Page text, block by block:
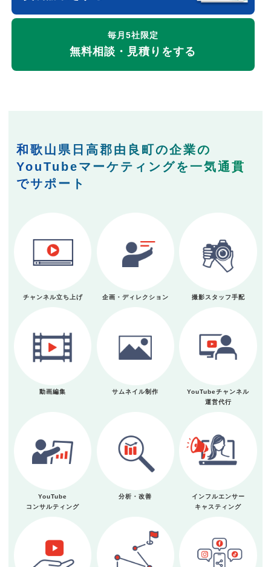
毎月5社限定
無料相談・見積りをする
和歌山県日高郡由良町の企業の
YouTubeマーケティングを一気通貫
でサポート
チャンネル立ち上げ 企画・ディレクション 撮影スタッフ手配
動画編集 サムネイル制作
YouTubeチャンネル
運営代行
YouTube
コンサルティング
分析・改善
インフルエンサー
キャスティング